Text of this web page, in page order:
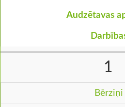
Audzētavas
1
Bērziņi